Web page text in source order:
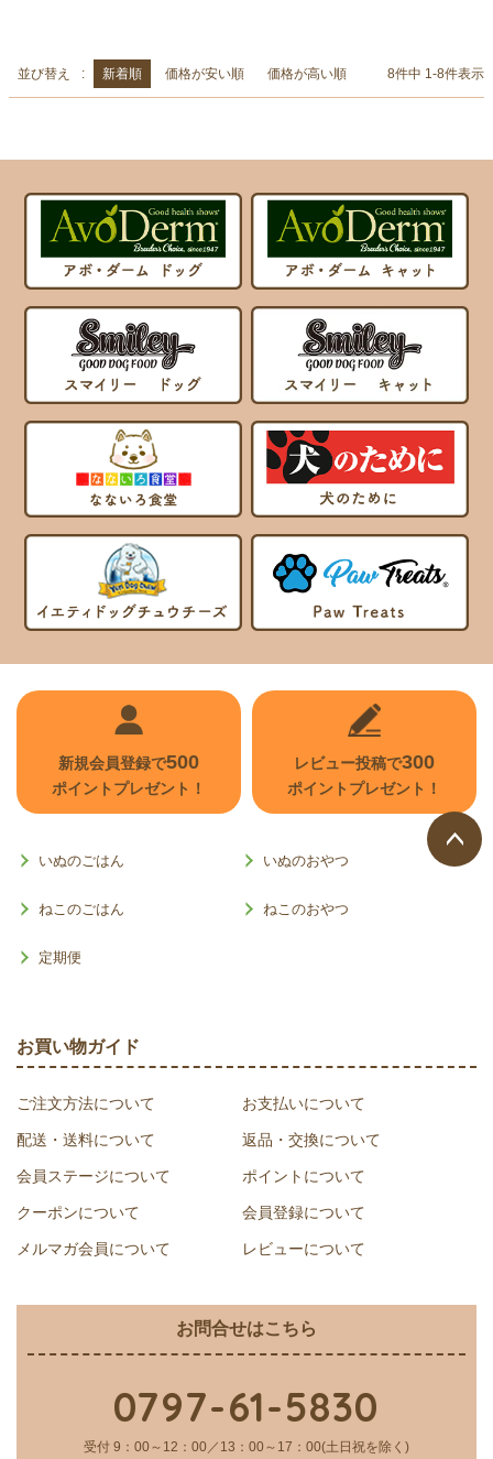
並び替え 新着順 価格が安い順 価格が高い順 8件中 1-8件表示
新規会員登録で500
ポイントプレゼント！
レビュー投稿で300
ポイントプレゼント！
いぬのごはん いぬのおやつ
ねこのごはん ねこのおやつ
定期便
お買い物ガイド
ご注文方法について お支払いについて
配送・送料について 返品・交換について
会員ステージについて ポイントについて
クーポンについて 会員登録について
メルマガ会員について レビューについて
お問合せはこちら
0797-61-5830
受付 9：00～12：00／13：00～17：00(土日祝を除く)